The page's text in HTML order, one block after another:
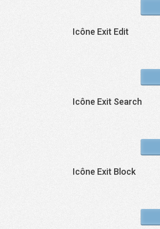
Icône Exit Edit
Icône Exit Search
Icône Exit Block